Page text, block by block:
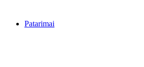
Patarimai